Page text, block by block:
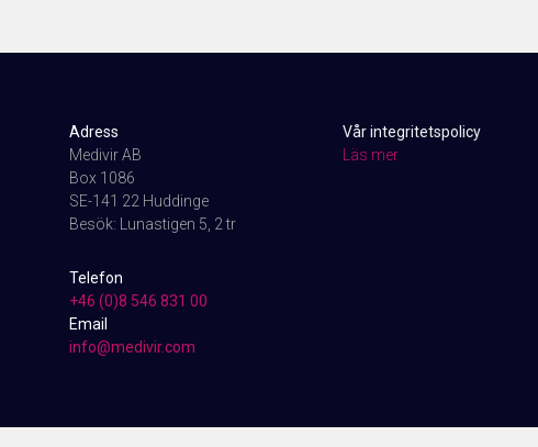
Adress
Medivir AB
Box 1086
SE-141 22 Huddinge
Besök: Lunastigen 5, 2 tr
Telefon
+46 (0)8 546 831 00
Email
info@medivir.com
Vår integritetspolicy
Läs mer